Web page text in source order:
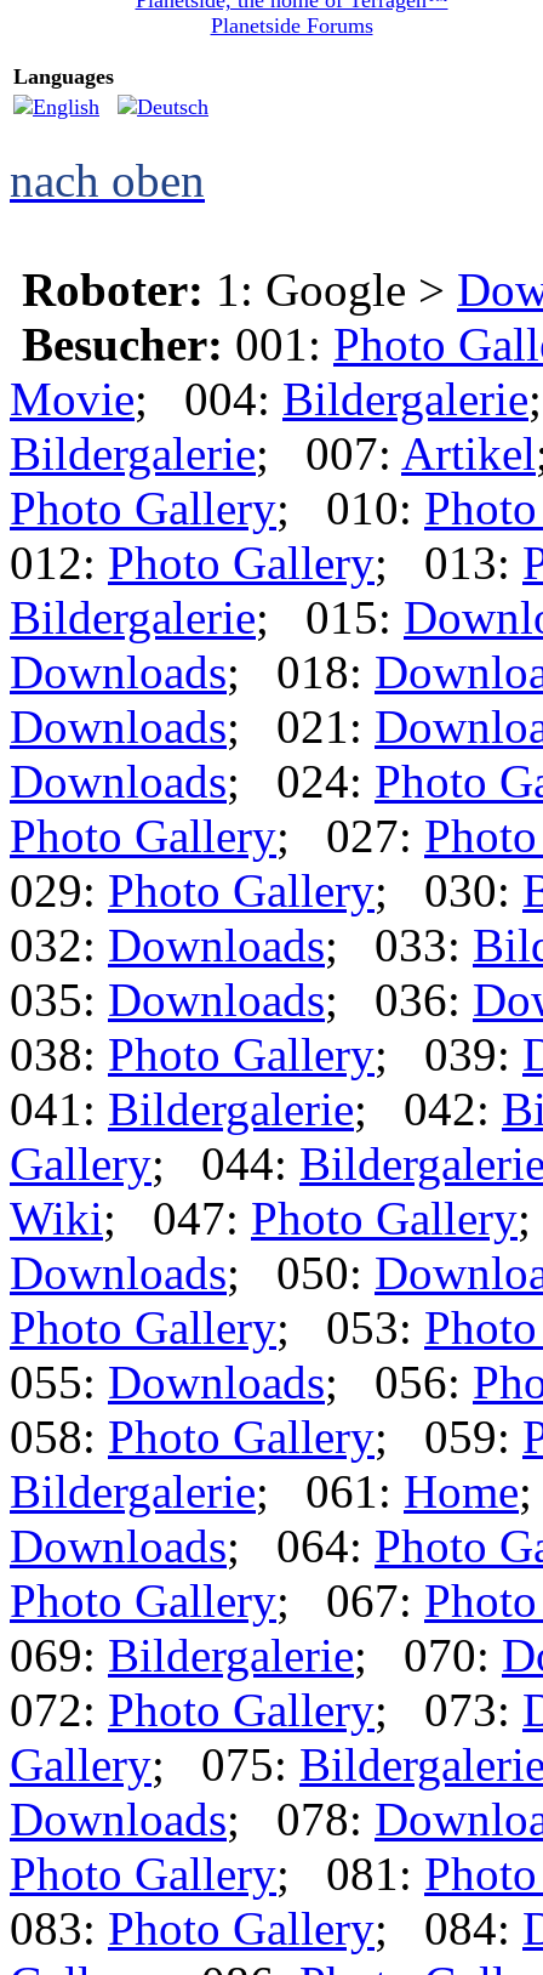
Planetside Forums
Languages
nach oben
Roboter: 1: Google >
Besucher: 001: Photo
Movie; 004: Bildergalerie
Bildergalerie; 007: Artikel
Photo Gallery; 010:
012: Photo Gallery; 013:
Bildergalerie; 015:
Downloads; 018:
Downloads; 021:
Downloads; 024: Photo
Photo Gallery; 027:
029: Photo Gallery; 030:
032: Downloads; 033:
035: Downloads; 036:
038: Photo Gallery; 039:
041: Bildergalerie; 042:
Gallery; 044:
Wiki; 047: Photo Gallery
Downloads; 050:
Photo Gallery; 053:
055: Downloads; 056:
058: Photo Gallery; 059:
Bildergalerie; 061: Home
Downloads; 064: Photo
Photo Gallery; 067:
069: Bildergalerie; 070:
072: Photo Gallery; 073:
Gallery; 075:
Downloads; 078:
Photo Gallery; 081:
083: Photo Gallery; 084: